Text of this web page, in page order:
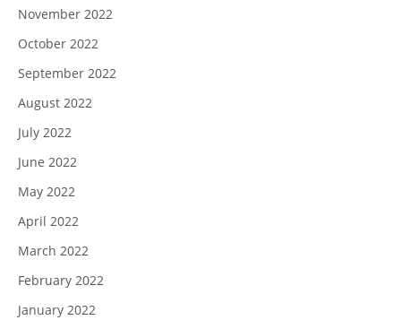
November 2022
October 2022
September 2022
August 2022
July 2022
June 2022
May 2022
April 2022
March 2022
February 2022
January 2022